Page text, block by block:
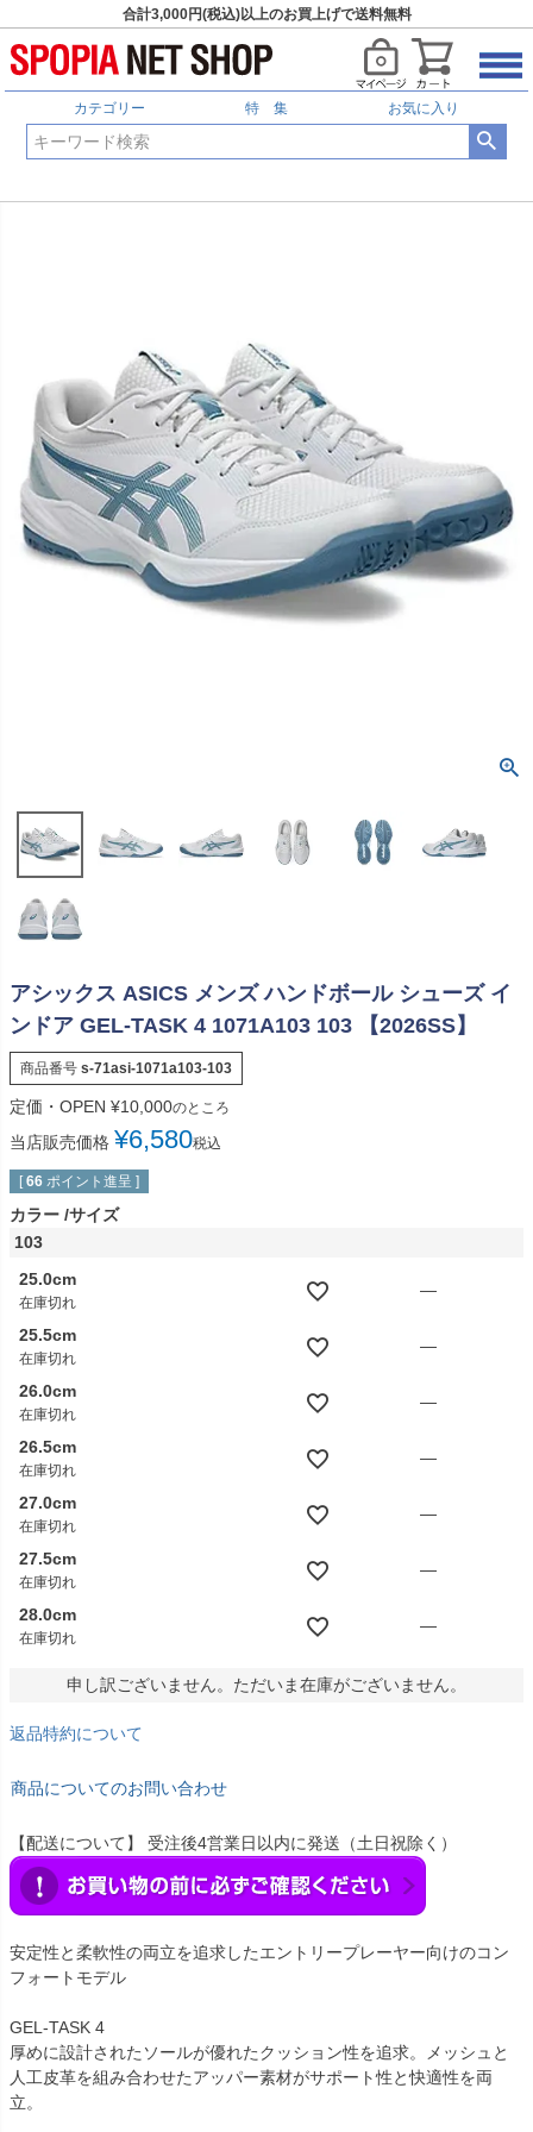
合計3,000円(税込)以上のお買上げで送料無料
カテゴリー 特 集 お気に入り
アシックス ASICS メンズ ハンドボール シューズ イ
ンドア GEL-TASK 4 1071A103 103 【2026SS】
商品番号 s-71asi-1071a103-103
定価・OPEN ¥10,000のところ
当店販売価格 ¥6,580税込
[ 66 ポイント進呈 ]
カラー サイズ
103
25.0cm
在庫切れ
—
25.5cm
在庫切れ
—
26.0cm
在庫切れ
—
26.5cm
在庫切れ
—
27.0cm
在庫切れ
—
27.5cm
在庫切れ
—
28.0cm
在庫切れ
—
申し訳ございません。ただいま在庫がございません。
返品特約について
商品についてのお問い合わせ
【配送について】 受注後4営業日以内に発送（土日祝除く）
安定性と柔軟性の両立を追求したエントリープレーヤー向けのコン
フォートモデル
GEL-TASK 4
厚めに設計されたソールが優れたクッション性を追求。メッシュと
人工皮革を組み合わせたアッパー素材がサポート性と快適性を両
立。